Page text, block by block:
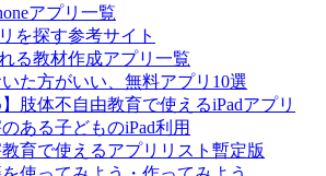
アプリ一覧
を探す参考サイト
る教材作成アプリ一覧
た方がいい、無料アプリ10選
】肢体不自由教育で使えるiPadアプリ
ある子どものiPad利用
育で使えるアプリリスト暫定版